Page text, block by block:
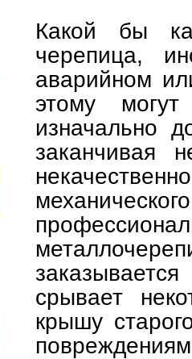
Какой бы
черепица,
аварийном
этому
изначально
заканчивая
срывает
крышу